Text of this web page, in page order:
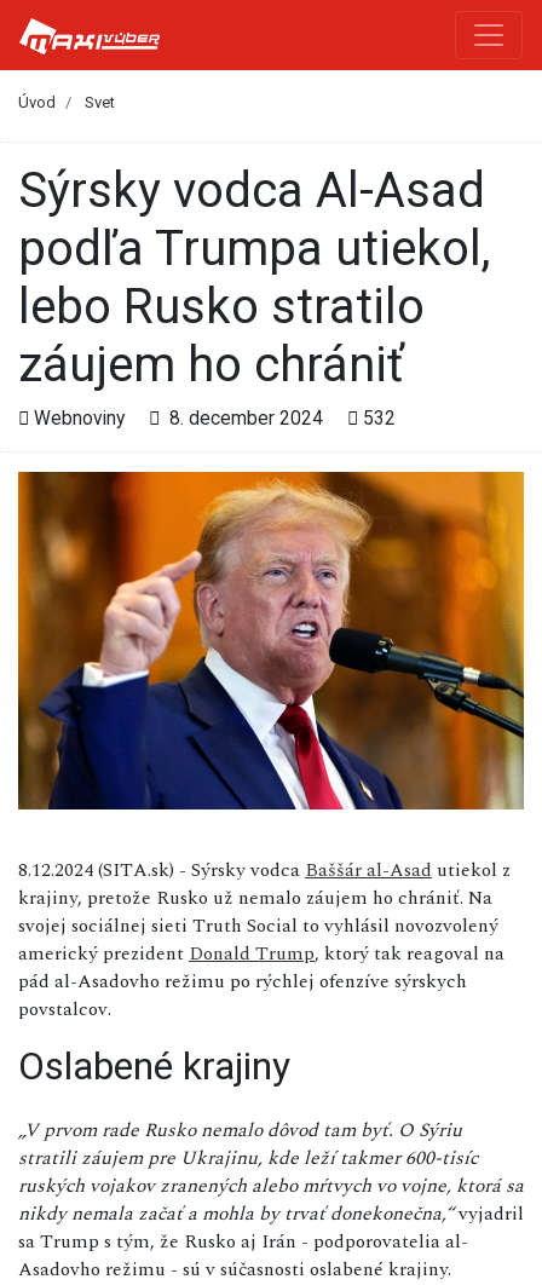
Úvod Svet
Sýrsky vodca Al-Asad
podľa Trumpa utiekol,
lebo Rusko stratilo
záujem ho chrániť
Webnoviny 8. december 2024 532
8.12.2024 (SITA.sk) - Sýrsky vodca Baššár al-Asad utiekol z
krajiny, pretože Rusko už nemalo záujem ho chrániť. Na
svojej sociálnej sieti Truth Social to vyhlásil novozvolený
americký prezident Donald Trump, ktorý tak reagoval na
pád al-Asadovho režimu po rýchlej ofenzíve sýrskych
povstalcov.
Oslabené krajiny
„V prvom rade Rusko nemalo dôvod tam byť. O Sýriu
stratili záujem pre Ukrajinu, kde leží takmer 600-tisíc
ruských vojakov zranených alebo mŕtvych vo vojne, ktorá sa
nikdy nemala začať a mohla by trvať donekonečna,“vyjadril
sa Trump s tým, že Rusko aj Irán - podporovatelia al-
Asadovho režimu - sú v súčasnosti oslabené krajiny.